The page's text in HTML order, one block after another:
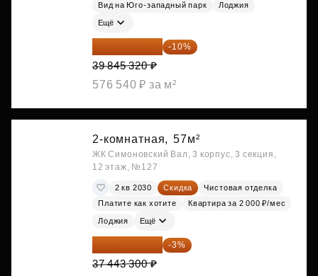
Вид на Юго-западный парк
Лоджия
Ещё
35 860 788 ₽ -10%
39 845 320 ₽
576 540 ₽ за м²
2-комнатная, 57м²
ЖК Симоновский Вал, 3 корпус, 3 секция,
12 этаж, №127
2 кв 2030 Скидка
Чистовая отделка
Платите как хотите
Квартира за 2 000 ₽/мес
Лоджия Ещё
36 320 001 ₽ -3%
37 443 300 ₽